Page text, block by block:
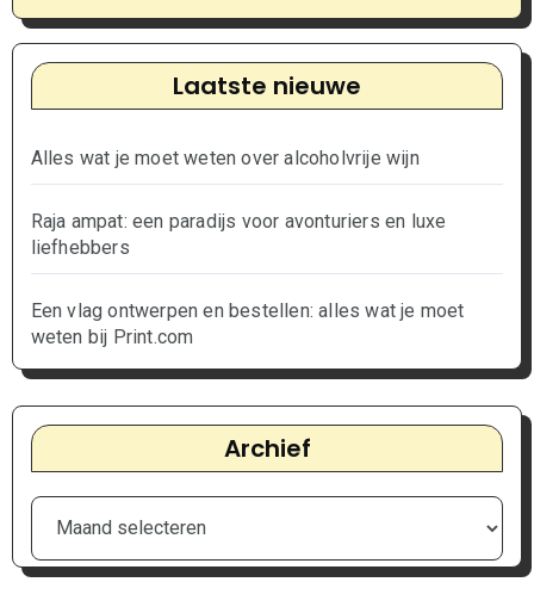
Laatste nieuwe
Alles wat je moet weten over alcoholvrije wijn
Raja ampat: een paradijs voor avonturiers en luxe
liefhebbers
Een vlag ontwerpen en bestellen: alles wat je moet
weten bij Print.com
Archief